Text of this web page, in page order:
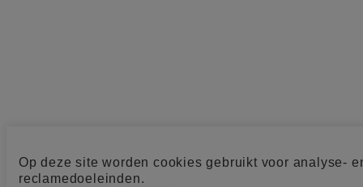
Op deze site worden cookies gebruikt voor analyse-
reclamedoeleinden.